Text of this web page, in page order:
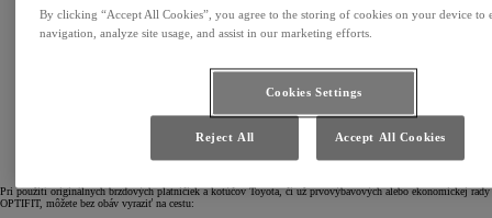
Pri použití originálnych brzdových platničiek a kotúčov Toyota, či už prvovýbavových alebo ekonomickej rady
OPTIFIT, môžete bez obáv vyraziť na cestu:
By clicking “Accept All Cookies”, you agree to the storing of cookies on your device to
navigation, analyze site usage, and assist in our marketing efforts.
Cookies Settings
Reject All Accept All Cookies